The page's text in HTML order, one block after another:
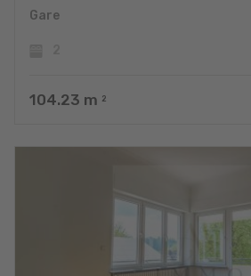
Gare
104.23 m 2